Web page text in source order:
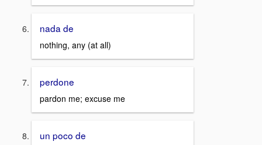
nada de
nothing, any (at all)
perdone
pardon me; excuse me
un poco de